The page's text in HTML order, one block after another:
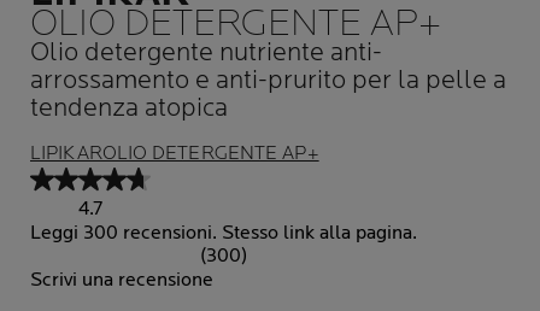
OLIO DETERGENTE AP+
Olio detergente nutriente anti-
arrossamento e anti-prurito per la pelle a
tendenza atopica
LIPIKAROLIO DETERGENTE AP+
4.7
Leggi 300 recensioni. Stesso link alla pagina.
(300)
Scrivi una recensione